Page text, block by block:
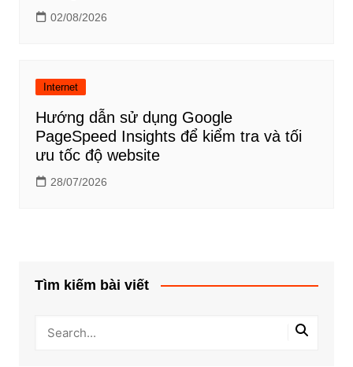
02/08/2026
Internet
Hướng dẫn sử dụng Google
PageSpeed Insights để kiểm tra và tối
ưu tốc độ website
28/07/2026
Tìm kiếm bài viết